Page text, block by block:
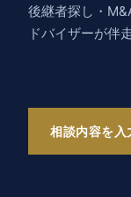
後継者探し・
ドバイザーが伴
相談内容を入